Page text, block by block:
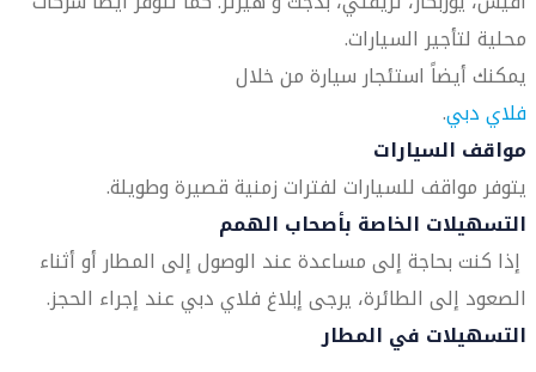
محلية لتأجير السيارات.
يمكنك أيضاً استئجار سيارة من خلال
فلاي دبي.
مواقف السيارات
يتوفر مواقف للسيارات لفترات زمنية قصيرة وطويلة.
التسهيلات الخاصة بأصحاب الهمم
إذا كنت بحاجة إلى مساعدة عند الوصول إلى المطار أو أثناء
الصعود إلى الطائرة، يرجى إبلاغ فلاي دبي عند إجراء الحجز.
التسهيلات في المطار